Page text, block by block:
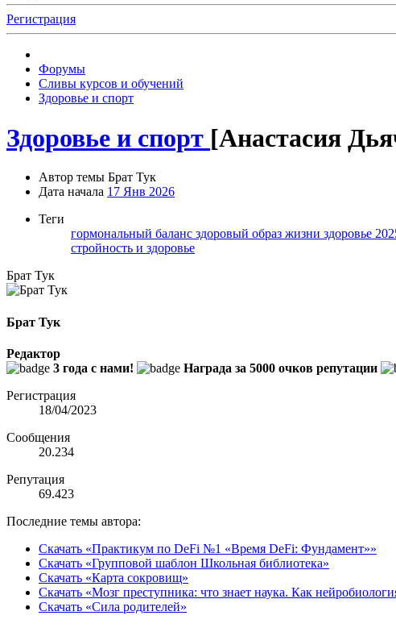
Регистрация
Форумы
Сливы курсов и обучений
Здоровье и спорт
Здоровье и спорт [Анастасия
Автор темы Брат Тук
Дата начала 17 Янв 2026
Теги
гормональный баланс здоровый образ жизни здоровье
стройность и здоровье
Брат Тук
Брат Тук
Редактор
3 года с нами!
Награда за 5000 очков репутации
Регистрация
18/04/2023
Сообщения
20.234
Репутация
69.423
Последние темы автора:
Скачать «Практикум по DeFi №1 «Время DeFi: Фундамент»»
Скачать «Групповой шаблон Школьная библиотека»
Скачать «Карта сокровищ»
Скачать «Мозг преступника: что знает наука. Как
Скачать «Сила родителей»